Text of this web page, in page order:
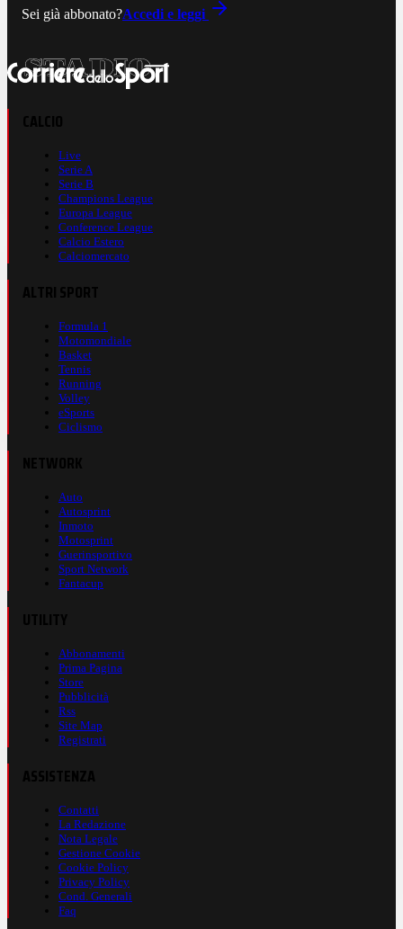
Sei già abbonato?Accedi e leggi
Live
Serie A
Serie B
Champions League
Europa League
Conference League
Calcio Estero
Calciomercato
Formula 1
Motomondiale
Basket
Tennis
Running
Volley
eSports
Ciclismo
Auto
Autosprint
Inmoto
Motosprint
Guerinsportivo
Sport Network
Fantacup
Abbonamenti
Prima Pagina
Store
Pubblicità
Rss
Site Map
Registrati
Contatti
La Redazione
Nota Legale
Gestione Cookie
Cookie Policy
Privacy Policy
Cond. Generali
Faq